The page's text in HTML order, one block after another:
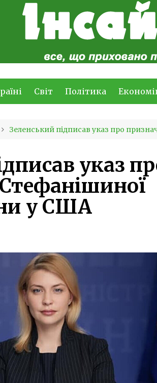
Світ Політика
Зеленський підписав указ про
указ
у США